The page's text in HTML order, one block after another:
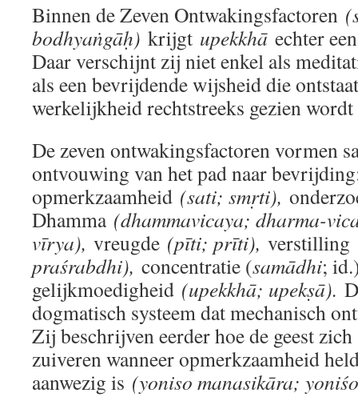
Binnen de Zeven Ontwakingsfactoren
bodhyaṅgāḥ) krijgt upekkhā echter
Daar verschijnt zij niet enkel als
als een bevrijdende wijsheid die
werkelijkheid rechtstreeks gezien
De zeven ontwakingsfactoren vormen
ontvouwing van het pad naar
opmerkzaamheid (sati; smṛti),
Dhamma (dhammavicaya; dharma-
vīrya), vreugde (pīti; prīti), verstilling
praśrabdhi), concentratie (samādhi;
gelijkmoedigheid (upekkhā; upekṣā).
dogmatisch systeem dat mechanisch
Zij beschrijven eerder hoe de geest
zuiveren wanneer opmerkzaamheid
aanwezig is (yoniso manasikāra;